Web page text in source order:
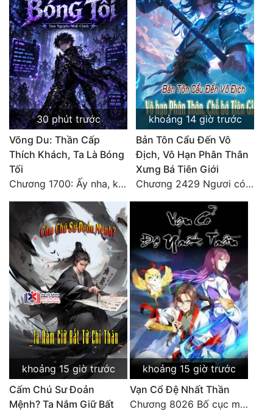
30 phút trước
Võng Du: Thần Cấp
Thích Khách, Ta Là Bóng
Tối
Chương 1700: Ấy nha, không có chuyện gì!
khoảng 14 giờ trước
Bản Tôn Cẩu Đến Vô
Địch, Vô Hạn Phân Thân
Xưng Bá Tiên Giới
Chương 2429 Ngươi có tuệ nhãn? Ta có...
khoảng 15 giờ trước
Cấm Chú Sư Đoản
Mệnh? Ta Nắm Giữ Bất
khoảng 15 giờ trước
Vạn Cổ Đệ Nhất Thần
Chương 8026 Bố cục mới